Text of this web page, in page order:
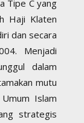
Tipe C yang
Haji Klaten
dan secara
Menjadi
dalam
mutu
Islam
strategis